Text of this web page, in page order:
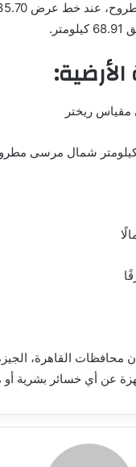
القاهرة،
عن أي خسائر بشرية أو